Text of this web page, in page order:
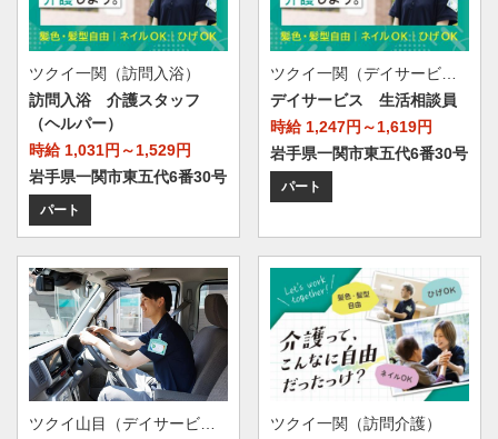
ツクイ一関（訪問入浴）
訪問入浴 介護スタッフ
（ヘルパー）
時給 1,031円～1,529円
岩手県一関市東五代6番30号
パート
デイサービス 生活相談員
時給 1,247円～1,619円
岩手県一関市東五代6番30号
パート
ツクイ一関（訪問介護）